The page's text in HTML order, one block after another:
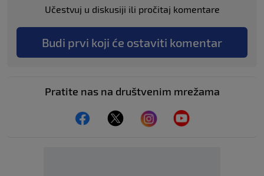
Učestvuj u diskusiji ili pročitaj komentare
Budi prvi koji će ostaviti komentar
Pratite nas na društvenim mrežama